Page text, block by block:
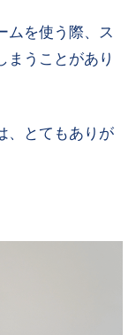
ムを使う際、ス
まうことがあり
、とてもありが